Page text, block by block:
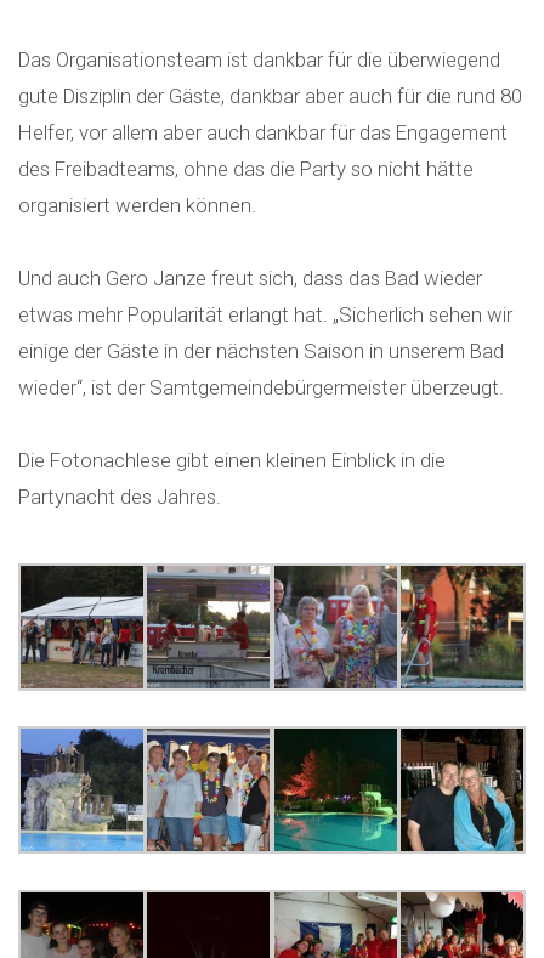
Das Organisationsteam ist dankbar für die überwiegend
gute Disziplin der Gäste, dankbar aber auch für die rund 80
Helfer, vor allem aber auch dankbar für das Engagement
des Freibadteams, ohne das die Party so nicht hätte
organisiert werden können.
Und auch Gero Janze freut sich, dass das Bad wieder
etwas mehr Popularität erlangt hat. „Sicherlich sehen wir
einige der Gäste in der nächsten Saison in unserem Bad
wieder“, ist der Samtgemeindebürgermeister überzeugt.
Die Fotonachlese gibt einen kleinen Einblick in die
Partynacht des Jahres.